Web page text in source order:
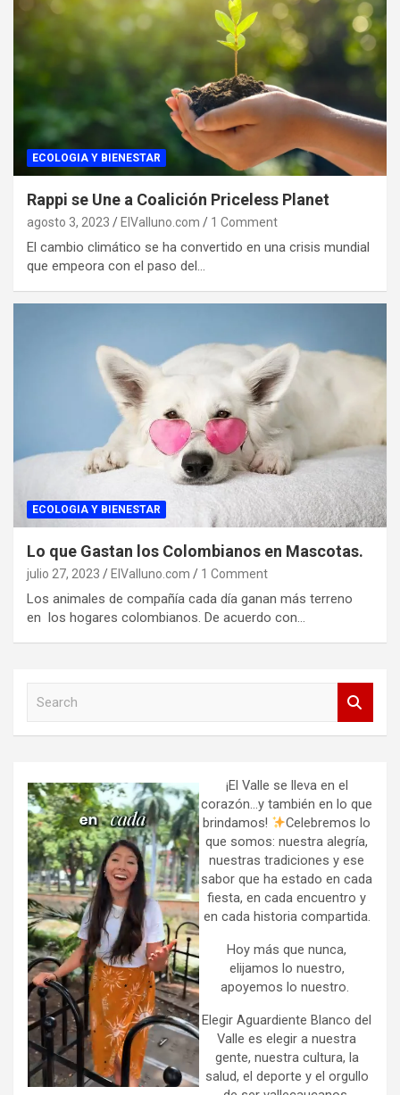
ECOLOGIA Y BIENESTAR
Rappi se Une a Coalición Priceless Planet
agosto 3, 2023 ElValluno.com 1 Comment
El cambio climático se ha convertido en una crisis mundial
que empeora con el paso del…
ECOLOGIA Y BIENESTAR
Lo que Gastan los Colombianos en Mascotas.
julio 27, 2023 ElValluno.com 1 Comment
Los animales de compañía cada día ganan más terreno
en los hogares colombianos. De acuerdo con…
h
¡El Valle se lleva en el
corazón…y también en lo que
brindamos!
Celebremos lo
que somos: nuestra alegría,
nuestras tradiciones y ese
sabor que ha estado en cada
fiesta, en cada encuentro y
en cada historia compartida.
Hoy más que nunca,
elijamos lo nuestro,
apoyemos lo nuestro.
Elegir Aguardiente Blanco del
Valle es elegir a nuestra
gente, nuestra cultura, la
salud, el deporte y el orgullo